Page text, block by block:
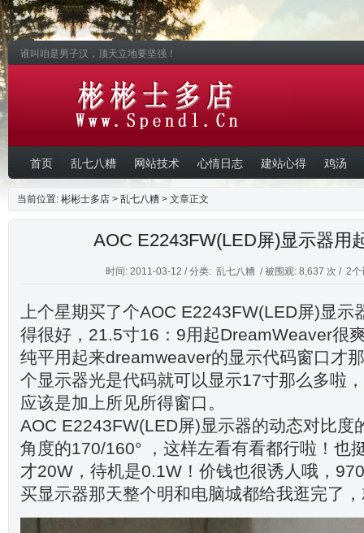
谁叫咱是男子汉，顶天立地要坚强！
首页 乱七八糟 网站技术 心情日志 建站心得 鸡汤
当前位置: 彬彬士多店 > 乱七八糟 > 文章正文
AOC E2243FW(LED屏)显示器用
时间: 2011-03-12 / 分类: 乱七八糟 / 被围观: 8,637 次 / 2个
上个星期买了个AOC E2243FW(LED屏)显示
得很好，21.5寸16：9用起DreamWeaver很
纯平用起来dreamweaver的显示代码窗口才
个显示器光是代码就可以显示17寸那么多啦
应该是加上所见所得窗口。
AOC E2243FW(LED屏)显示器的动态对比度
角度的170/160° ，这样左看有看都行啦！也
才20W，待机是0.1W！价钱也很诱人哦，
买显示器那天整个明和电脑城都给我逛完了